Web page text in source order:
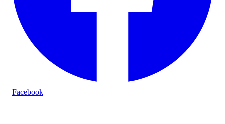
Facebook